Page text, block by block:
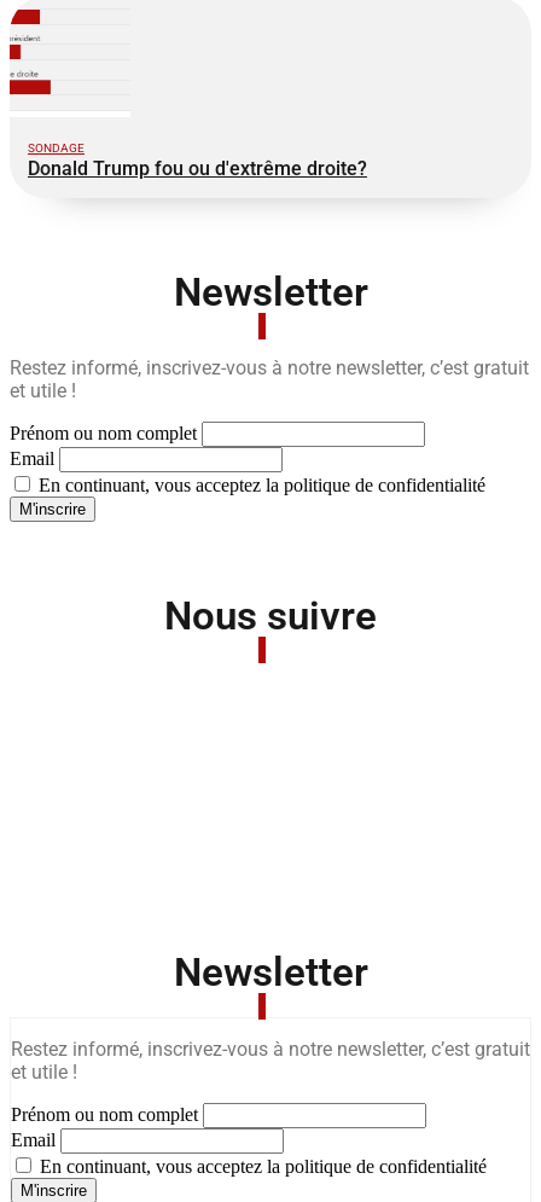
SONDAGE
Donald Trump fou ou d'extrême droite?
Newsletter
Restez informé, inscrivez-vous à notre newsletter, c’est gratuit
et utile !
Prénom ou nom complet
Email
En continuant, vous acceptez la politique de confidentialité
Nous suivre
Newsletter
Restez informé, inscrivez-vous à notre newsletter, c’est gratuit
et utile !
Prénom ou nom complet
Email
En continuant, vous acceptez la politique de confidentialité